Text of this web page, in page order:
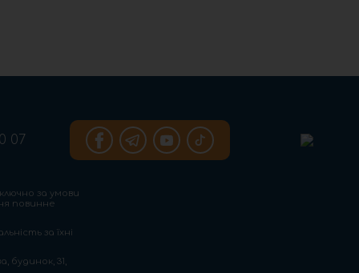
07
за умови
повинне
за їхні
будинок, 31,